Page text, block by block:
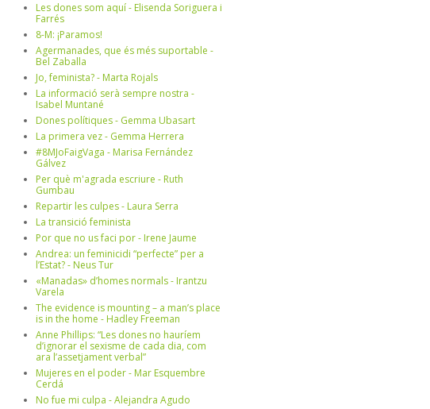
Les dones som aquí - Elisenda Soriguera i
Farrés
8-M: ¡Paramos!
Agermanades, que és més suportable -
Bel Zaballa
Jo, feminista? - Marta Rojals
La informació serà sempre nostra -
Isabel Muntané
Dones polítiques - Gemma Ubasart
La primera vez - Gemma Herrera
#8MJoFaigVaga - Marisa Fernández
Gálvez
Per què m'agrada escriure - Ruth
Gumbau
Repartir les culpes - Laura Serra
La transició feminista
Por que no us faci por - Irene Jaume
Andrea: un feminicidi “perfecte” per a
l’Estat? - Neus Tur
«Manadas» d’homes normals - Irantzu
Varela
The evidence is mounting – a man’s place
is in the home - Hadley Freeman
Anne Phillips: “Les dones no hauríem
d’ignorar el sexisme de cada dia, com
ara l’assetjament verbal”
Mujeres en el poder - Mar Esquembre
Cerdá
No fue mi culpa - Alejandra Agudo